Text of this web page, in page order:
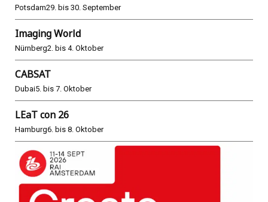
Potsdam29. bis 30. September
Imaging World
Nürnberg2. bis 4. Oktober
CABSAT
Dubai5. bis 7. Oktober
LEaT con 26
Hamburg6. bis 8. Oktober